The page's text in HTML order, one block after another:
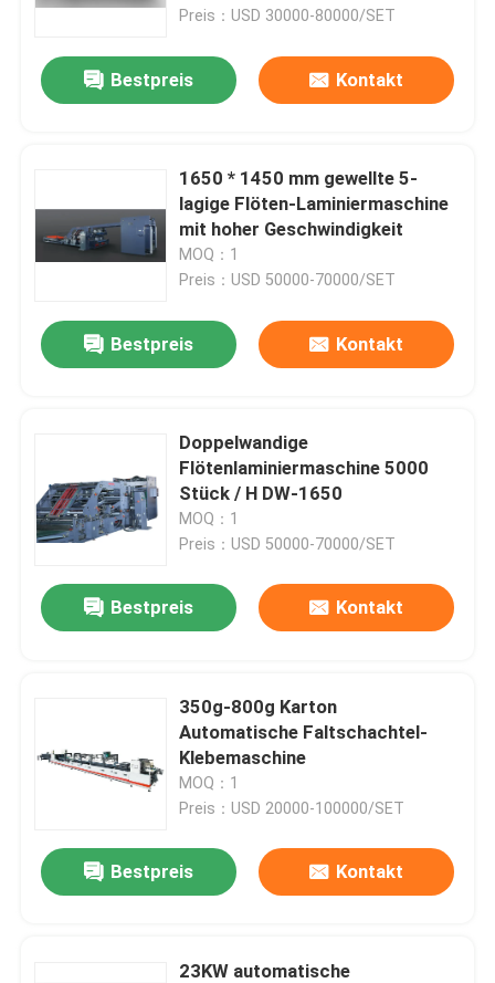
Preis：USD 30000-80000/SET
Bestpreis Kontakt
1650 * 1450 mm gewellte 5-
lagige Flöten-Laminiermaschine
mit hoher Geschwindigkeit
MOQ：1
Preis：USD 50000-70000/SET
Bestpreis Kontakt
Doppelwandige
Flötenlaminiermaschine 5000
Stück / H DW-1650
MOQ：1
Preis：USD 50000-70000/SET
Bestpreis Kontakt
350g-800g Karton
Automatische Faltschachtel-
Klebemaschine
MOQ：1
Preis：USD 20000-100000/SET
Bestpreis Kontakt
23KW automatische